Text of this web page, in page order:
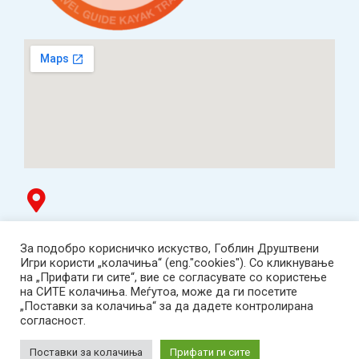
ТЦ Буњаковец - 1. кат, Скопје.
Tел: 078 669 482
Работно време: пон-пет 12:00-19:00 /саб 12:00-17:00
2001-2026 Goblin Games, All Rights Reserved.
Гоблин ДОО, Скопје. Даночен број:
За подобро корисничко искуство, Гоблин Друштвени
Игри користи „колачиња“ (eng."cookies"). Со кликнување
на „Прифати ги сите“, вие се согласувате со користење
на СИТЕ колачиња. Меѓутоа, може да ги посетите
„Поставки за колачиња“ за да дадете контролирана
согласност.
Поставки за колачиња Прифати ги сите